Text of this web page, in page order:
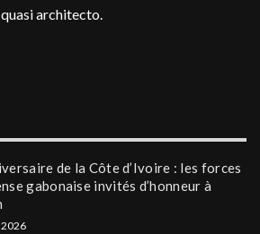
architecto.
de la Côte d’Ivoire : les forces
gabonaise invités d’honneur à